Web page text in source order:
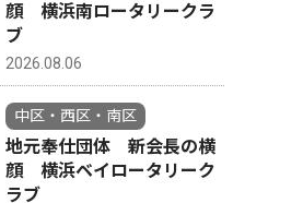
顔 横浜南ロータリークラ
ブ
2026.08.06
中区・西区・南区
地元奉仕団体 新会長の横
顔 横浜ベイロータリーク
ラブ